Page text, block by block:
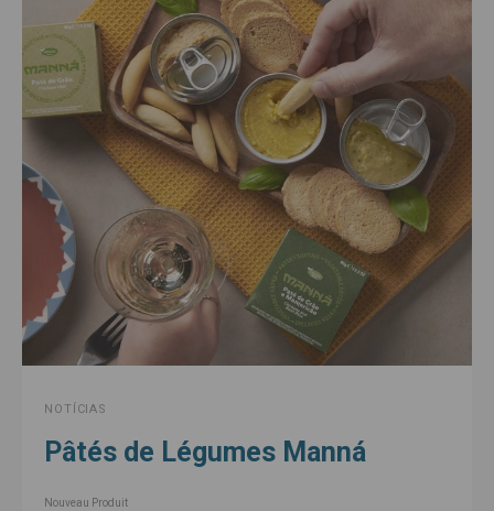
NOTÍCIAS
Pâtés de Légumes Manná
Nouveau Produit